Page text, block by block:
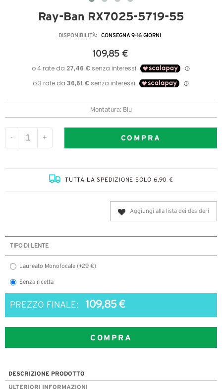
Ray-Ban RX7025-5719-55
DISPONIBILITÀ: CONSEGNA 9-16 GIORNI
109,85 €
Montatura: Blu
- + COMPRA
TUTTA LA SPEDIZIONE SOLO 6,90 €
Aggiungi alla lista dei desideri
TIPO DI LENTE
Laureato Monofocale (+29 €)
Senza ricetta
PREZZO FINALE: 109,85 €
COMPRA
DESCRIZIONE PRODOTTO
ULTERIORI INFORMAZIONI